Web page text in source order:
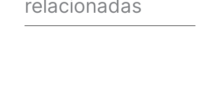
relacionadas